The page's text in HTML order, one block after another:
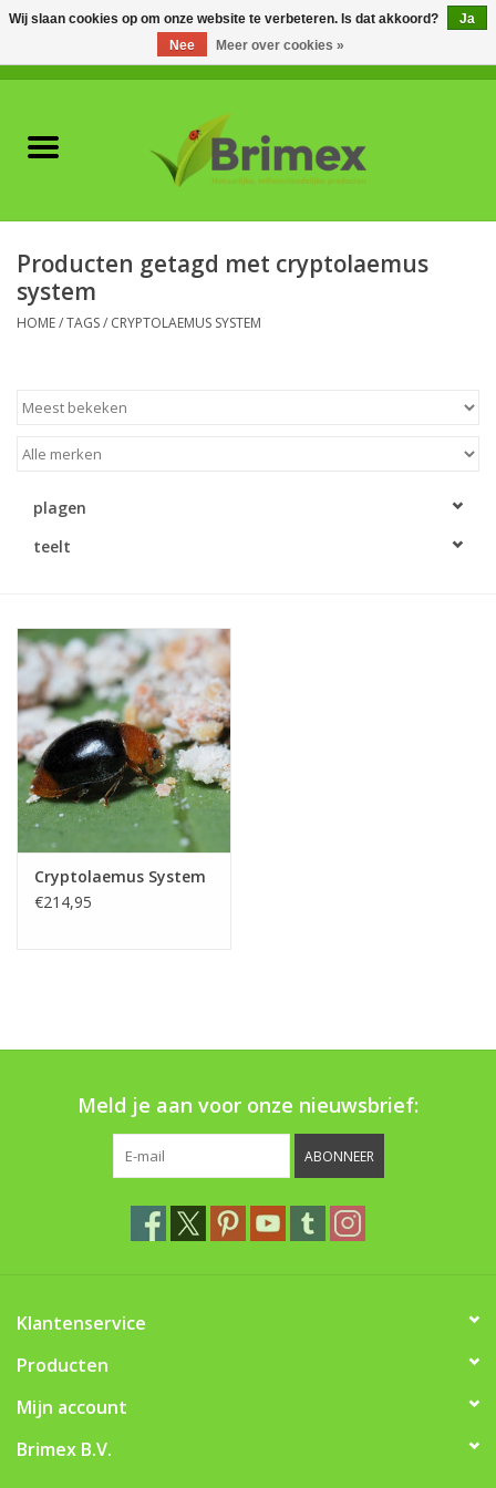
Plagen & Ziekten
Meststoffen en
Bodemverbeteraars
Monitoring
Brimex kaarten
Vallen
Drukspuiten
Onkruid & Reiniging
Zaden
Producten getagd met cryptolaemus
system
HOME/TAGS/ CRYPTOLAEMUS SYSTEM
plagen
teelt
Cryptolaemus System
€214,95
Meld je aan voor onze nieuwsbrief:
ABONNEER
Klantenservice
Producten
Mijn account
Brimex B.V.
Wij slaan cookies op om onze website te verbeteren. Is dat akkoord?
Ja
Nee
Meer over cookies »